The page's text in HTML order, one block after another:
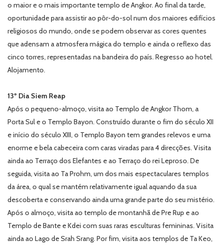
o maior e o mais importante templo de Angkor. Ao final da tarde,
oportunidade para assistir ao pôr-do-sol num dos maiores edifícios
religiosos do mundo, onde se podem observar as cores quentes
que adensam a atmosfera mágica do templo e ainda o reflexo das
cinco torres, representadas na bandeira do país. Regresso ao hotel.
Alojamento.
13º Dia Siem Reap
Após o pequeno-almoço, visita ao Templo de Angkor Thom, a
Porta Sul e o Templo Bayon. Construído durante o fim do século XII
e início do século XIII, o Templo Bayon tem grandes relevos e uma
enorme e bela cabeceira com caras viradas para 4 direcções. Visita
ainda ao Terraço dos Elefantes e ao Terraço do rei Leproso. De
seguida, visita ao Ta Prohm, um dos mais espectaculares templos
da área, o qual se mantém relativamente igual aquando da sua
descoberta e conservando ainda uma grande parte do seu mistério.
Após o almoço, visita ao templo de montanhã de Pre Rup e ao
Templo de Bante e Kdei com suas raras esculturas femininas. Visita
ainda ao Lago de Srah Srang. Por fim, visita aos templos de Ta Keo,